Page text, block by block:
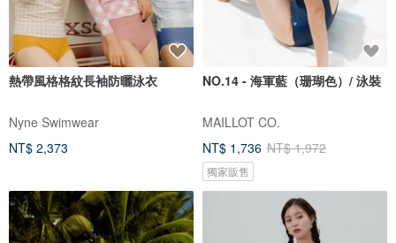
熱帶風格格紋長袖防曬泳衣
Nyne Swimwear
NT$ 2,373
NO.14 - 海軍藍（珊瑚色）/ 泳裝
MAILLOT CO.
NT$ 1,736 NT$ 1,972
獨家販售